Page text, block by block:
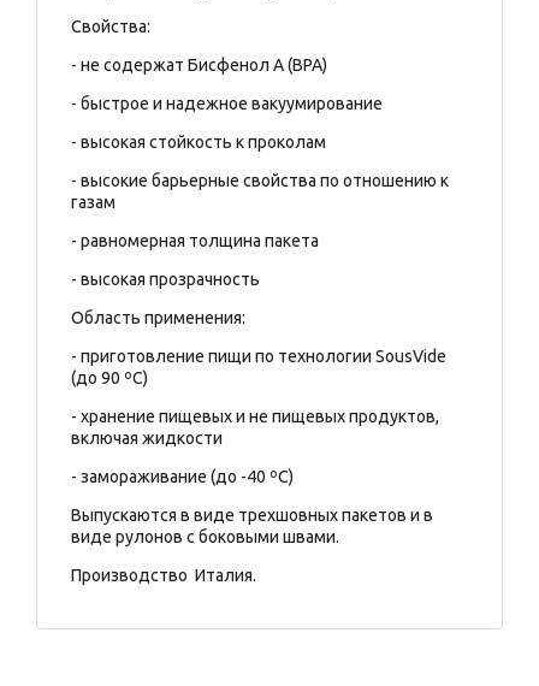
Свойства:
- не содержат Бисфенол А (BPA)
- быстрое и надежное вакуумирование
- высокая стойкость к проколам
- высокие барьерные свойства по отношению к
газам
- равномерная толщина пакета
- высокая прозрачность
Область применения:
- приготовление пищи по технологии SousVide
(до 90 ºС)
- хранение пищевых и не пищевых продуктов,
включая жидкости
- замораживание (до -40 ºС)
Выпускаются в виде трехшовных пакетов и в
виде рулонов с боковыми швами.
Производство Италия.